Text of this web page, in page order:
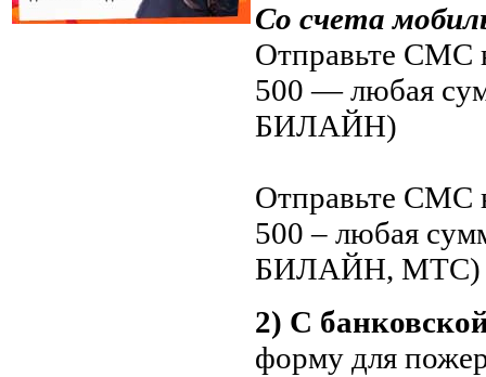
Со счета
Отправьте СМС
500 — любая
БИЛАЙН)
Отправьте СМС
500 – любая
БИЛАЙН, МТС)
2) С
форму для